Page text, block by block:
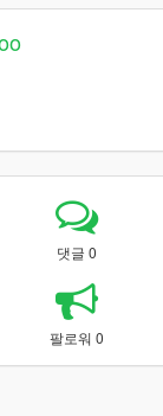
댓글 0
팔로워 0